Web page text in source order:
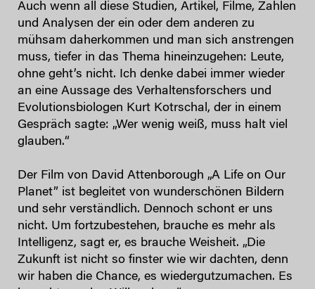
Auch wenn all diese Studien, Artikel, Filme, Zahlen
und Analysen der ein oder dem anderen zu
mühsam daherkommen und man sich anstrengen
muss, tiefer in das Thema hineinzugehen: Leute,
ohne geht’s nicht. Ich denke dabei immer wieder
an eine Aussage des Verhaltensforschers und
Evolutionsbiologen Kurt Kotrschal, der in einem
Gespräch sagte: „Wer wenig weiß, muss halt viel
glauben.“
Der Film von David Attenborough „A Life on Our
Planet” ist begleitet von wunderschönen Bildern
und sehr verständlich. Dennoch schont er uns
nicht. Um fortzubestehen, brauche es mehr als
Intelligenz, sagt er, es brauche Weisheit. „Die
Zukunft ist nicht so finster wie wir dachten, denn
wir haben die Chance, es wiedergutzumachen. Es